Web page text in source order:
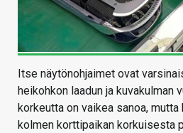
Itse näytönohjaimet ovat
heikohkon laadun ja kuvakulman
korkeutta on vaikea sanoa, mutta
kolmen korttipaikan korkuisesta